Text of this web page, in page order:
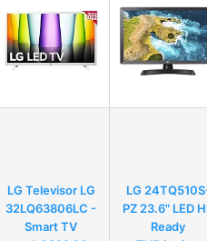
LG Televisor LG
32LQ63806LC -
Smart TV
LG
PZ 23.6" LED
Ready